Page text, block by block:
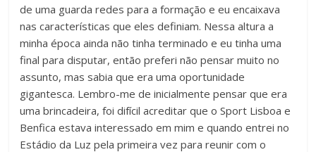
de uma guarda redes para a formação e eu encaixava
nas características que eles definiam. Nessa altura a
minha época ainda não tinha terminado e eu tinha uma
final para disputar, então preferi não pensar muito no
assunto, mas sabia que era uma oportunidade
gigantesca. Lembro-me de inicialmente pensar que era
uma brincadeira, foi difícil acreditar que o Sport Lisboa e
Benfica estava interessado em mim e quando entrei no
Estádio da Luz pela primeira vez para reunir com o